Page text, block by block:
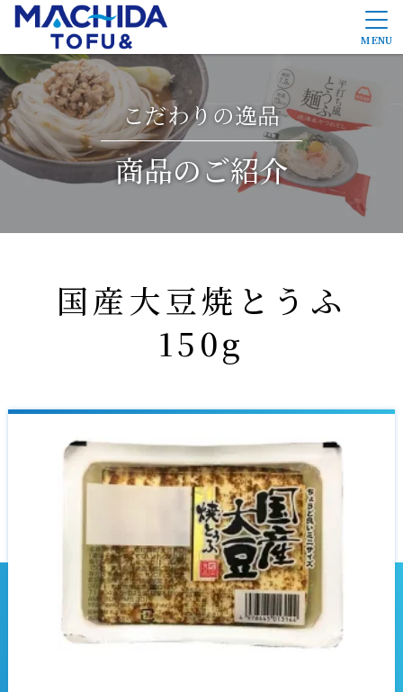
MENU
商品のご紹介
町田食品のこだわり
PB/OEM開発
会社概要
採用情報
こだわりの逸品
商品のご紹介
国産大豆焼とうふ
150g